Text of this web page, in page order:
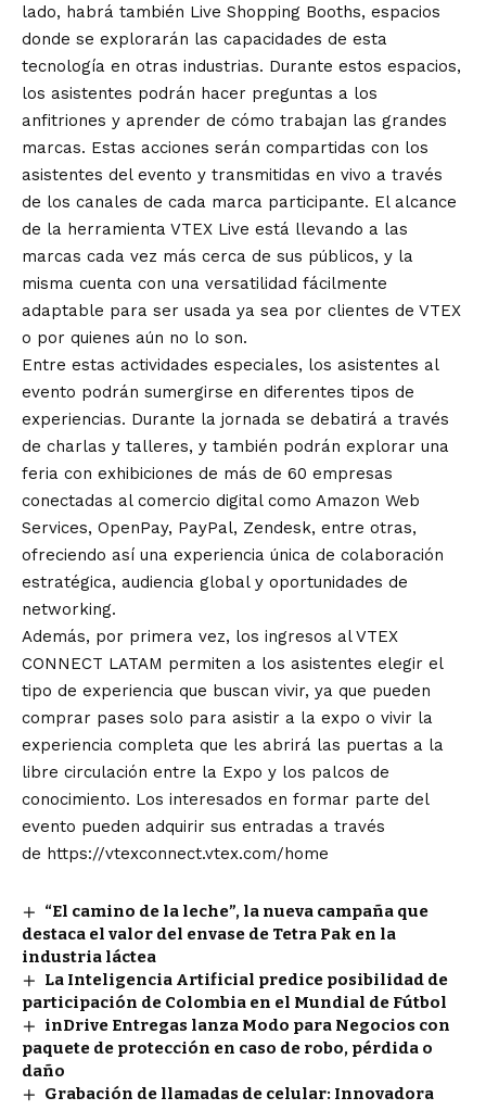
lado, habrá también Live Shopping Booths, espacios
donde se explorarán las capacidades de esta
tecnología en otras industrias. Durante estos espacios,
los asistentes podrán hacer preguntas a los
anfitriones y aprender de cómo trabajan las grandes
marcas. Estas acciones serán compartidas con los
asistentes del evento y transmitidas en vivo a través
de los canales de cada marca participante. El alcance
de la herramienta VTEX Live está llevando a las
marcas cada vez más cerca de sus públicos, y la
misma cuenta con una versatilidad fácilmente
adaptable para ser usada ya sea por clientes de VTEX
o por quienes aún no lo son.
Entre estas actividades especiales, los asistentes al
evento podrán sumergirse en diferentes tipos de
experiencias. Durante la jornada se debatirá a través
de charlas y talleres, y también podrán explorar una
feria con exhibiciones de más de 60 empresas
conectadas al comercio digital como Amazon Web
Services, OpenPay, PayPal, Zendesk, entre otras,
ofreciendo así una experiencia única de colaboración
estratégica, audiencia global y oportunidades de
networking.
Además, por primera vez, los ingresos al VTEX
CONNECT LATAM permiten a los asistentes elegir el
tipo de experiencia que buscan vivir, ya que pueden
comprar pases solo para asistir a la expo o vivir la
experiencia completa que les abrirá las puertas a la
libre circulación entre la Expo y los palcos de
conocimiento. Los interesados en formar parte del
evento pueden adquirir sus entradas a través
de https://vtexconnect.vtex.com/home
“El camino de la leche”, la nueva campaña que
destaca el valor del envase de Tetra Pak en la
industria láctea
La Inteligencia Artificial predice posibilidad de
participación de Colombia en el Mundial de Fútbol
inDrive Entregas lanza Modo para Negocios con
paquete de protección en caso de robo, pérdida o
daño
Grabación de llamadas de celular: Innovadora